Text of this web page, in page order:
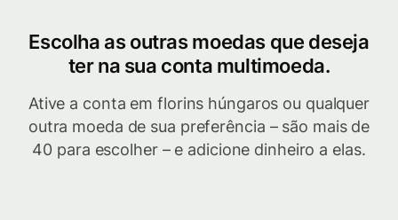
Escolha as outras moedas que deseja
ter na sua conta multimoeda.
Ative a conta em florins húngaros ou qualquer
outra moeda de sua preferência – são mais de
40 para escolher – e adicione dinheiro a elas.